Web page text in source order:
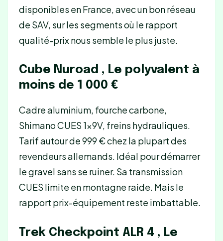
disponibles en France, avec un bon réseau
de SAV, sur les segments où le rapport
qualité-prix nous semble le plus juste.
Cube Nuroad , Le polyvalent à
moins de 1 000 €
Cadre aluminium, fourche carbone,
Shimano CUES 1×9V, freins hydrauliques.
Tarif autour de 999 € chez la plupart des
revendeurs allemands. Idéal pour démarrer
le gravel sans se ruiner. Sa transmission
CUES limite en montagne raide. Mais le
rapport prix-équipement reste imbattable.
Trek Checkpoint ALR 4 , Le